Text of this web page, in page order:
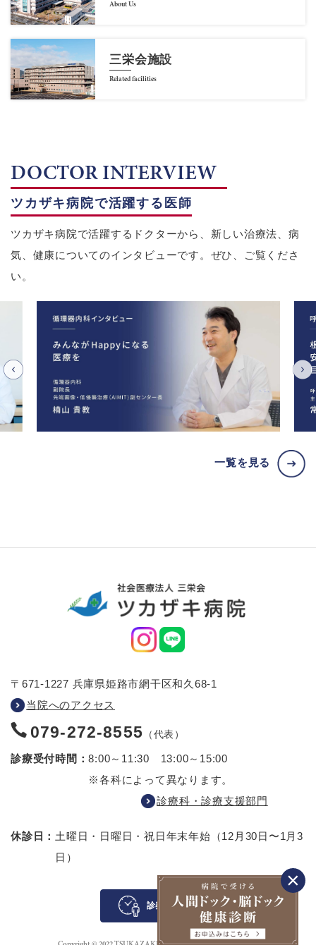
About Us
三栄会施設
Related facilities
DOCTOR INTERVIEW
ツカザキ病院で活躍する医師
ツカザキ病院で活躍するドクターから、新しい治療法、病
気、健康についてのインタビューです。ぜひ、ご覧くださ
い。
一覧を見る
〒671-1227 兵庫県姫路市網干区和久68-1
当院へのアクセス
079-272-8555 （代表）
診療受付時間：8:00～11:30 13:00～15:00
※各科によって異なります。
診療科・診療支援部門
休診日： 土曜日・日曜日・祝日年末年始（12月30日〜1月3
日）
診察待ち案内